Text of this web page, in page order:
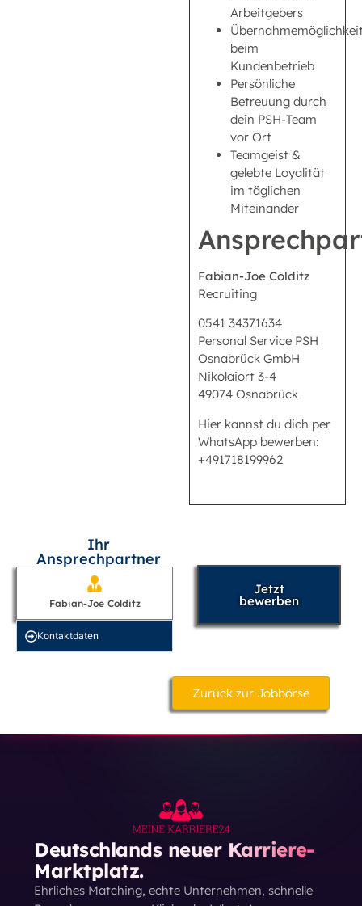
Arbeitgebers
beim
Kundenbetrieb
Persönliche
Betreuung durch
dein PSH-Team
vor Ort
Teamgeist &
gelebte Loyalität
im täglichen
Miteinander
Fabian-Joe Colditz
Recruiting
0541 34371634
Personal Service PSH
Osnabrück GmbH
Nikolaiort 3-4
49074 Osnabrück
Hier kannst du dich per
WhatsApp bewerben:
+491718199962
Ihr
Ansprechpartner
Fabian-Joe Colditz
Kontakt­daten
Jetzt
bewerben
Zurück zur Jobbörse
Deutschlands neuer Karriere-
Marktplatz.
Ehrliches Matching, echte Unternehmen, schnelle